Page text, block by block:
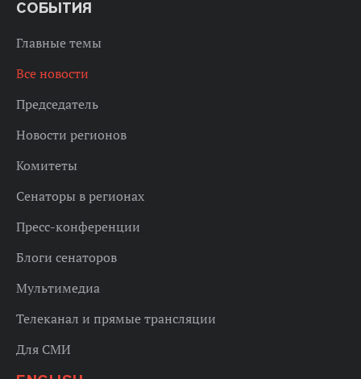
СОБЫТИЯ
Главные темы
Все новости
Председатель
Новости регионов
Комитеты
Сенаторы в регионах
Пресс-конференции
Блоги сенаторов
Мультимедиа
Телеканал и прямые трансляции
Для СМИ